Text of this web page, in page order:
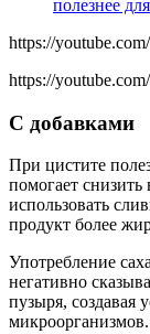
полезнее
https://
https://
С добавками
При цистите
помогает
использовать
продукт более
Употребление
негативно
пузыря, создавая
микроорганизмов.